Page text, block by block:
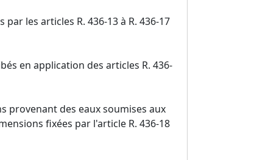
les articles R. 436-13 à R. 436-17
en application des articles R. 436-
provenant des eaux soumises aux
fixées par l'article R. 436-18